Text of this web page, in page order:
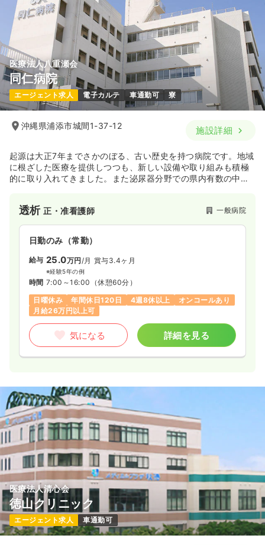
医療法人八重瀬会
同仁病院
エージェント求人 電子カルテ 車通勤可 寮
沖縄県浦添市城間1-37-12 施設詳細
起源は大正7年までさかのぼる、古い歴史を持つ病院です。地域
に根ざした医療を提供しつつも、新しい設備や取り組みも積極
的に取り入れてきました。また泌尿器分野での県内有数の中核
透析正・准看護師 一般病院
日勤のみ（常勤）
給与 25.0万円/月 賞与3.4ヶ月
※経験5年の例
時間 7:00～16:00 （休憩60分）
日曜休み
年間休日120日 4週8休以上
オンコールあり
月給26万円以上可
気になる 詳細を見る
医療法人清心会
徳山クリニック
エージェント求人 車通勤可